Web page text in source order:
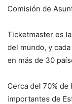
Comisión de
Ticketmaster es
del mundo, y
en más de 30
Cerca del 70%
importantes de